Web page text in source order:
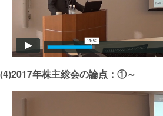
(4)2017年株主総会の論点：①～